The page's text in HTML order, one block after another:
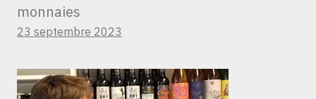
monnaies
23 septembre 2023